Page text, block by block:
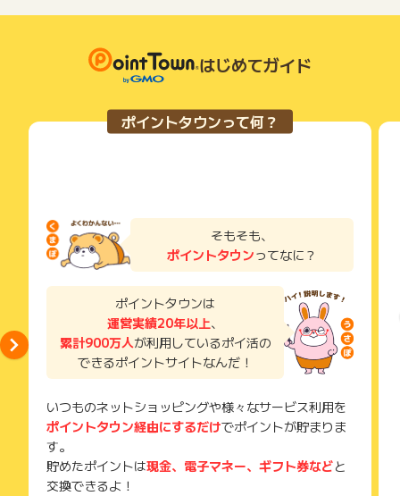
下記の事項に該当する場合、広告主側で対象外とみなし、「獲
・同一端末や同一世帯で、繰り返し利用不可のサービス・お買
い物を複数回ご利用された場合
・他のポイントサイトや比較サイト、検索サイトなどを経由し
ご利用前には、Cookieの削除をおこなっていただくことを推奨
します。
読みください。
お申し込みやお買い物後、利用したサイトから送られる購入完
獲得待ち・獲得失敗の状態でお問い合わせされる際に、該当の
メールを送っていただく場合がございます。
そのため、紛失・破棄された場合は対応いたしかねますので、
ご注意ください。
各サービス・お買い物の獲得ポイントや獲得条件、キャンペー
ン期間が予告なしに変更される場合がございますが、ご利用さ
条件を達成しているかどうかは各広告主ではなく、代理店が行
っているため、広告主はポイントに関する詳細を把握しており
広告に遷移しない場合は掲載が終了となっておりポイントが獲
得できませんので、ご注意くださいませ。
はじめてガイド
ポイントタウンって何？
そもそも、
ポイントタウンってなに？
ポイントタウンは
運営実績20年以上、
累計900万人が利用しているポイ活の
できるポイントサイトなんだ！
いつものネットショッピングや様々なサービス利用を
ポイントタウン経由にするだけでポイントが貯まりま
す。
貯めたポイントは現金、電子マネー、ギフト券などと
交換できるよ！